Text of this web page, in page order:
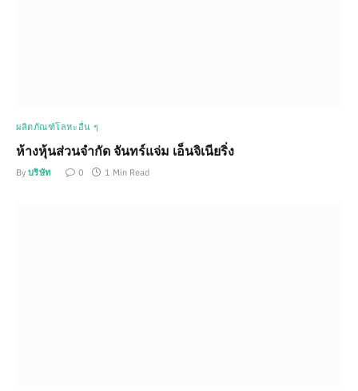
ผลิตภัณฑ์โลหะอื่น ๆ
ห้างหุ้นส่วนจำกัด จันทร์แจ่ม เอ็นจิเนียริ่ง
By บริษัท 0 1 Min Read